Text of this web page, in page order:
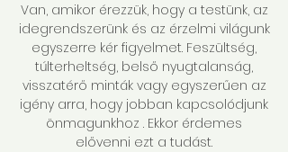
Van, amikor érezzük, hogy a testünk, az
idegrendszerünk és az érzelmi világunk
egyszerre kér figyelmet. Feszültség,
túlterheltség, belső nyugtalanság,
visszatérő minták vagy egyszerűen az
igény arra, hogy jobban kapcsolódjunk
önmagunkhoz . Ekkor érdemes
elővenni ezt a tudást.